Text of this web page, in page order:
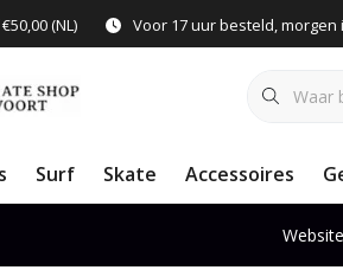
(NL) Voor 17 uur besteld, morgen
Surf Skate Accessoires